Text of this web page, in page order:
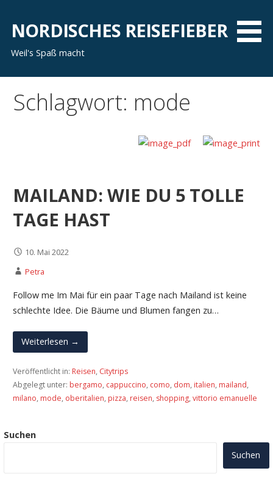
Inhalt
springen
NORDISCHES REISEFIEBER
Weil's Spaß macht
Schlagwort: mode
MAILAND: WIE DU 5 TOLLE
TAGE HAST
10. Mai 2022
Petra
Follow me Im Mai für ein paar Tage nach Mailand ist keine
schlechte Idee. Die Bäume und Blumen fangen zu…
Weiterlesen →
Veröffentlicht in: Reisen, Citytrips
Abgelegt unter: bergamo, cappuccino, como, dom, italien, mailand,
milano, mode, oberitalien, pizza, reisen, shopping, vittorio emanuelle
Suchen
Suchen